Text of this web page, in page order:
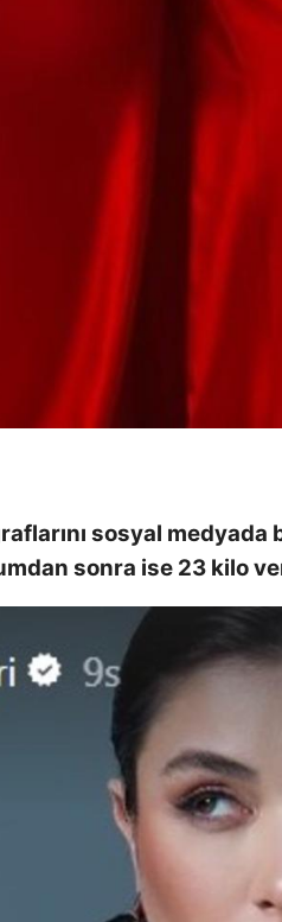
sosyal
sonra ise 23 kilo